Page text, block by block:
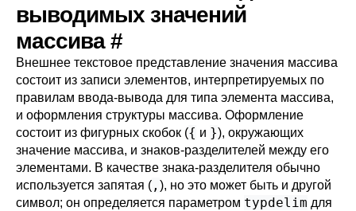
выводимых значений
массива#
Внешнее текстовое представление значения массива
состоит из записи элементов, интерпретируемых по
правилам ввода-вывода для типа элемента массива,
и оформления структуры массива. Оформление
состоит из фигурных скобок ({ и }), окружающих
значение массива, и знаков-разделителей между его
элементами. В качестве знака-разделителя обычно
используется запятая ( , ), но это может быть и другой
символ; он определяется параметром typdelim для